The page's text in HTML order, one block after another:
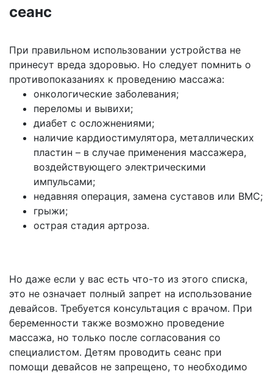
сеанс
При правильном использовании устройства не
принесут вреда здоровью. Но следует помнить о
противопоказаниях к проведению массажа:
онкологические заболевания;
переломы и вывихи;
диабет с осложнениями;
наличие кардиостимулятора, металлических
пластин – в случае применения массажера,
воздействующего электрическими
импульсами;
недавняя операция, замена суставов или ВМС;
грыжи;
острая стадия артроза.
Но даже если у вас есть что-то из этого списка,
это не означает полный запрет на использование
девайсов. Требуется консультация с врачом. При
беременности также возможно проведение
массажа, но только после согласования со
специалистом. Детям проводить сеанс при
помощи девайсов не запрещено, то необходимо